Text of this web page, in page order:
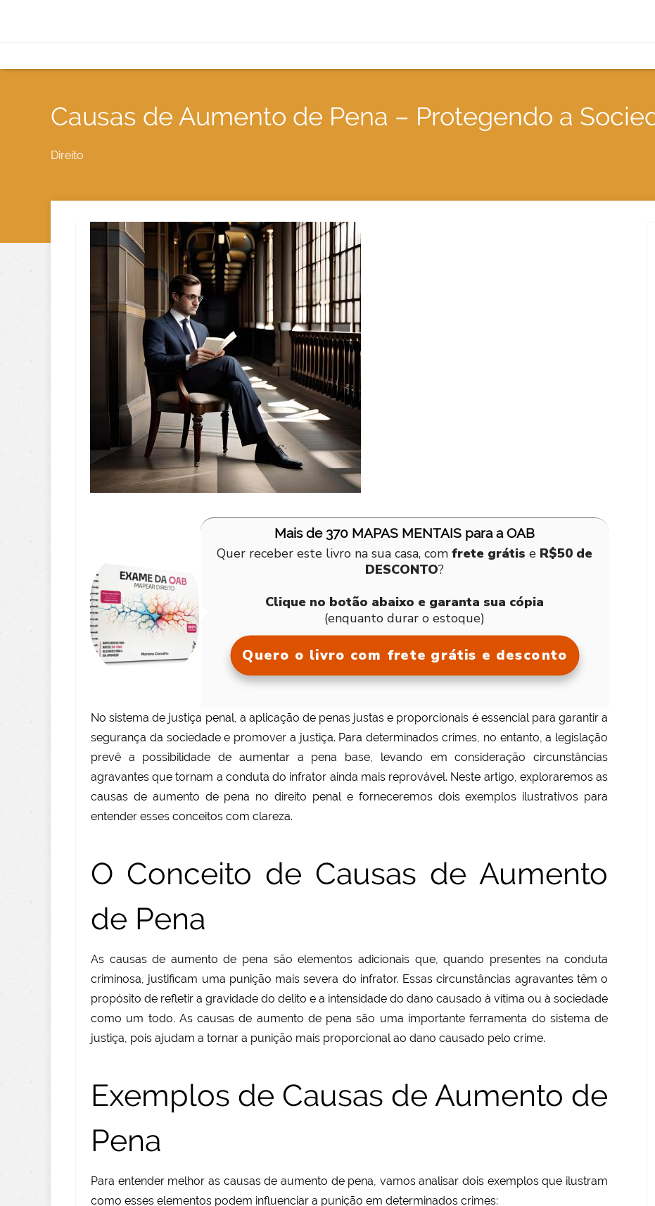
Causas de Aumento de Pena – Protegendo a
Direito
Mais de 370 MAPAS MENTAIS para a OAB
Quer receber este livro na sua casa, comfrete grátis e R$50 de
DESCONTO?
Clique no botão abaixo e garanta sua cópia
(enquanto durar o estoque)
Quero o livro com frete grátis e desconto
No sistema de justiça penal, a aplicação de penas justas e proporcionais é essencial para garantir a
segurança da sociedade e promover a justiça. Para determinados crimes, no entanto, a legislação
prevê a possibilidade de aumentar a pena base, levando em consideração circunstâncias
agravantes que tornam a conduta do infrator ainda mais reprovável. Neste artigo, exploraremos as
causas de aumento de pena no direito penal e forneceremos dois exemplos ilustrativos para
entender esses conceitos com clareza.
O Conceito de Causas de Aumento
de Pena
As causas de aumento de pena são elementos adicionais que, quando presentes na conduta
criminosa, justificam uma punição mais severa do infrator. Essas circunstâncias agravantes têm o
propósito de refletir a gravidade do delito e a intensidade do dano causado à vítima ou à sociedade
como um todo. As causas de aumento de pena são uma importante ferramenta do sistema de
justiça, pois ajudam a tornar a punição mais proporcional ao dano causado pelo crime.
Exemplos de Causas de Aumento de
Pena
Para entender melhor as causas de aumento de pena, vamos analisar dois exemplos que ilustram
como esses elementos podem influenciar a punição em determinados crimes: